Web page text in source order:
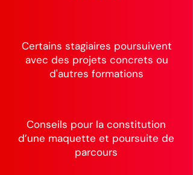
Certains stagiaires poursuivent
avec des projets concrets ou
d'autres formations
Conseils pour la constitution
d’une maquette et poursuite de
parcours